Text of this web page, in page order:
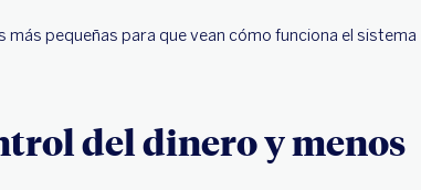
pequeñas para que vean cómo funciona el sistema
del dinero y menos